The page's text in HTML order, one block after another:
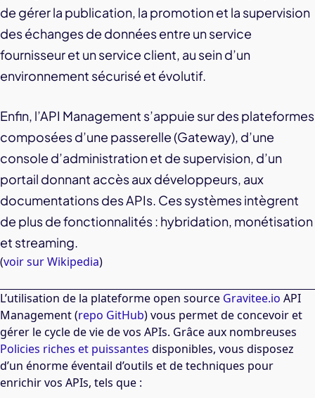
de gérer la publication, la promotion et la supervision
des échanges de données entre un service
fournisseur et un service client, au sein d’un
environnement sécurisé et évolutif.
Enfin, l’API Management s’appuie sur des plateformes
composées d’une passerelle (Gateway), d’une
console d’administration et de supervision, d’un
portail donnant accès aux développeurs, aux
documentations des APIs. Ces systèmes intègrent
de plus de fonctionnalités : hybridation, monétisation
et streaming.
(voir sur Wikipedia)
L’utilisation de la plateforme open source Gravitee.io API
Management (repo GitHub) vous permet de concevoir et
gérer le cycle de vie de vos APIs. Grâce aux nombreuses
Policies riches et puissantes disponibles, vous disposez
d’un énorme éventail d’outils et de techniques pour
enrichir vos APIs, tels que :